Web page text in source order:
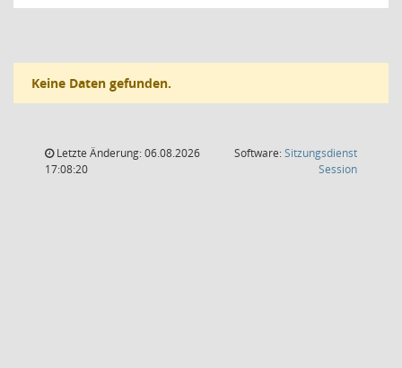
Keine Daten gefunden.
Letzte Änderung: 06.08.2026
17:08:20
Software:Sitzungsdienst
Session(Wird in